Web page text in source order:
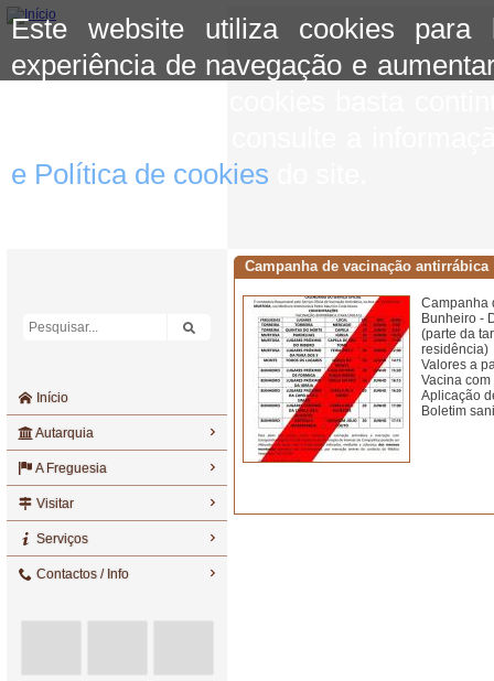
Este website utiliza cookies para
experiência de navegação e
e Política de cookies
Início
Autarquia
A Freguesia
Visitar
Serviços
Contactos / Info
Campanha de vacinação antirrábica
Campanha
Bunheiro -
(parte da
residência)
Valores a
Vacina
Aplicação
Boletim